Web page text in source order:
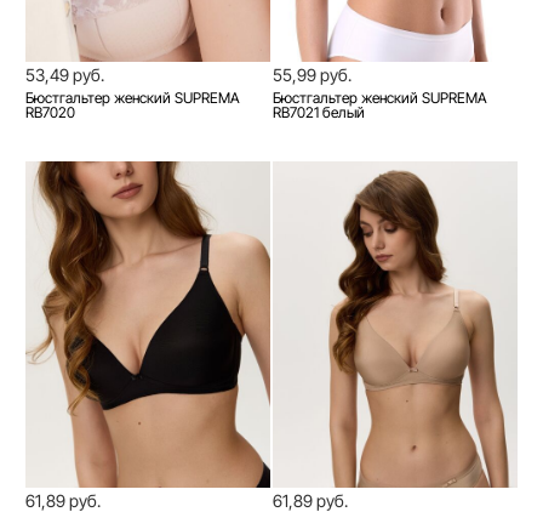
53,49 руб.
Бюстгальтер женский SUPREMA
RB7020
55,99 руб.
Бюстгальтер женский SUPREMA
RB7021 белый
61,89 руб. 61,89 руб.